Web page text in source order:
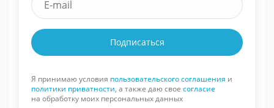
Подписаться
Я принимаю условия пользовательского соглашения и
политики приватности, а также даю свое согласие
на обработку моих персональных данных